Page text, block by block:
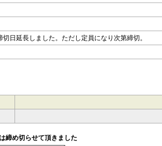
日延長しました。ただし定員になり次第締切。
締め切らせて頂きました